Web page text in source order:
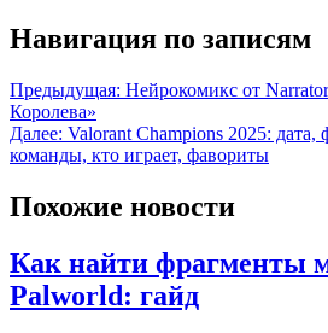
Навигация по записям
Предыдущая: Нейрокомикс от
Королева»
Далее: Valorant Champions 2025: дата,
команды, кто играет, фавориты
Похожие новости
Как найти фрагменты
Palworld: гайд